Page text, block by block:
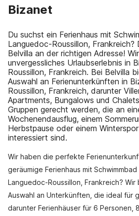
Bizanet
Du suchst ein Ferienhaus mit
Languedoc-Roussillon, Frankreich?
Belvilla an der richtigen Adresse!
unvergessliches Urlaubserlebnis in
Roussillon, Frankreich. Bei Belvilla
Auswahl an Ferienunterkünften in
Roussillon, Frankreich, darunter
Apartments, Bungalows und
Gruppen gerecht werden, die an
Wochenendausflug, einem
Herbstpause oder einem
interessiert sind.
Wir haben die perfekte
geräumige Ferienhaus mit Schwimmbad
Languedoc-Roussillon, Frankreich?
Auswahl an Unterkünften, die ideal für
darunter Ferienhäuser für 6 Personen,